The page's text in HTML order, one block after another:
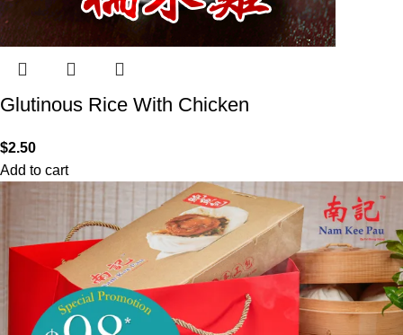
Glutinous Rice With Chicken
$2.50
Add to cart